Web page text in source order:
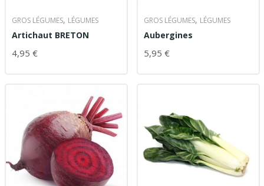
GROS LÉGUMES, LÉGUMES
Artichaut BRETON
4,95 €
AJOUTER AU PANIER
GROS LÉGUMES, LÉGUMES
Aubergines
5,95 €
AJOUTER AU PANIER